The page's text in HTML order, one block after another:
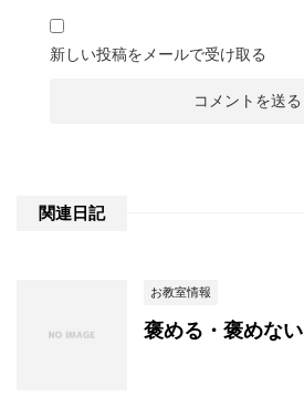
新しい投稿をメールで受け取る
関連日記
お教室情報
褒める・褒めない